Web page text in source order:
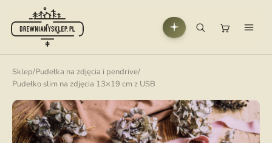
Sklep/Pudełka na zdjęcia i pendrive/
Pudełko slim na zdjęcia 13×19 cm z USB